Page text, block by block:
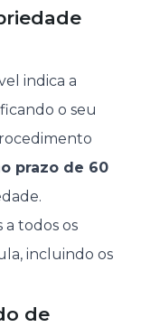
indica a
o seu
prazo de 60
a todos os
incluindo os
de